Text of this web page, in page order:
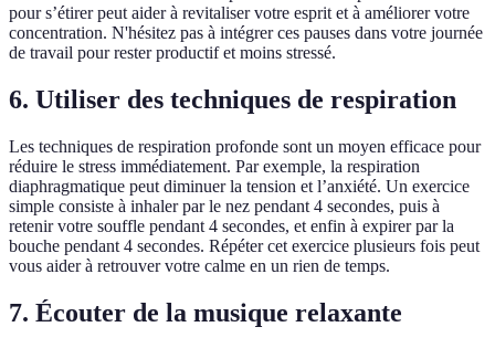
pour s’étirer peut aider à revitaliser votre esprit et à améliorer votre
concentration. N'hésitez pas à intégrer ces pauses dans votre journée
de travail pour rester productif et moins stressé.
6. Utiliser des techniques de respiration
Les techniques de respiration profonde sont un moyen efficace pour
réduire le stress immédiatement. Par exemple, la respiration
diaphragmatique peut diminuer la tension et l’anxiété. Un exercice
simple consiste à inhaler par le nez pendant 4 secondes, puis à
retenir votre souffle pendant 4 secondes, et enfin à expirer par la
bouche pendant 4 secondes. Répéter cet exercice plusieurs fois peut
vous aider à retrouver votre calme en un rien de temps.
7. Écouter de la musique relaxante